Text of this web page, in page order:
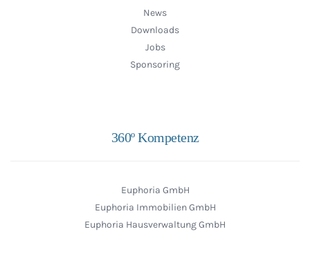
News
Downloads
Jobs
Sponsoring
360º Kompetenz
Euphoria GmbH
Euphoria Immobilien GmbH
Euphoria Hausverwaltung GmbH